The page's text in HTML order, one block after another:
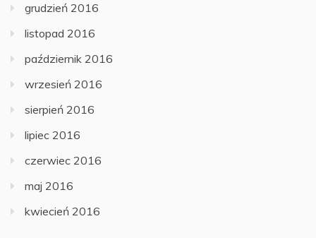
grudzień 2016
listopad 2016
październik 2016
wrzesień 2016
sierpień 2016
lipiec 2016
czerwiec 2016
maj 2016
kwiecień 2016